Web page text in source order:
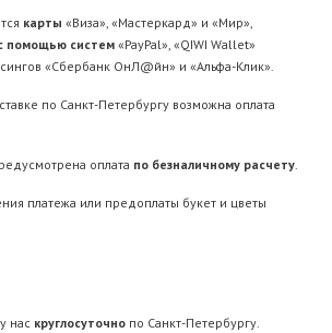
карты «Виза», «Мастеркард» и «Мир»,
помощью систем«PayPal», «QIWI Wallet»
«Сбербанк ОнЛ@йн» и «Альфа-Клик».
по Санкт-Петербургу возможна оплата
оплата по безналичному расчету.
платежа или предоплаты букет и цветы
нас круглосуточно по Санкт-Петербургу.